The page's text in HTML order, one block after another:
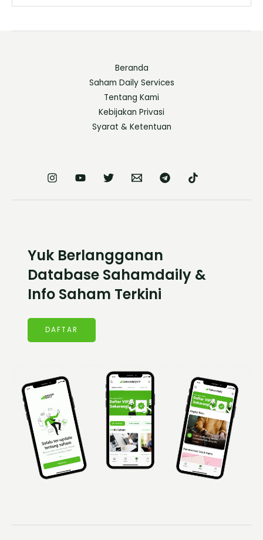
Beranda
Saham Daily Services
Tentang Kami
Kebijakan Privasi
Syarat & Ketentuan
Yuk Berlangganan
Database Sahamdaily &
Info Saham Terkini
DAFTAR